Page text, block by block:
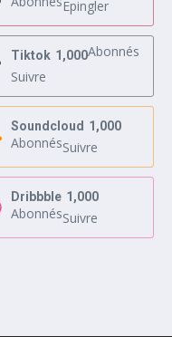
Epingler
Tiktok 1,000Abonnés
Suivre
Soundcloud 1,000
AbonnésSuivre
Dribbble 1,000
AbonnésSuivre